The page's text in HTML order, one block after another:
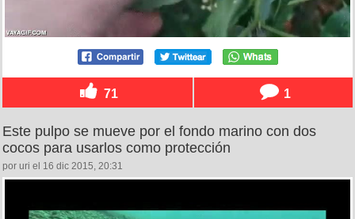
71 1
Este pulpo se mueve por el fondo marino con dos
cocos para usarlos como protección
por uri el 16 dic 2015, 20:31